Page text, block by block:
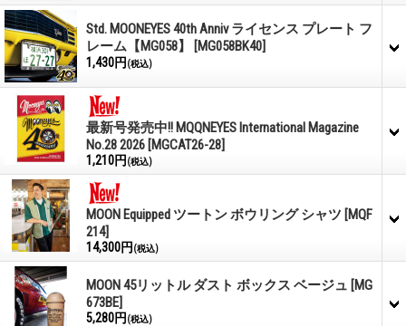
Std. MOONEYES 40th Anniv ライセンス プレート フ
レーム【MG058】
[MG058BK40]
1,430円(税込)
最新号発売中!! MQQNEYES International Magazine
No.28 2026 [MGCAT26-28]
1,210円(税込)
MOON Equipped ツートン ボウリング シャツ [MQF
214]
14,300円(税込)
MOON 45リットル ダスト ボックス ベージュ [MG
673BE]
5,280円(税込)